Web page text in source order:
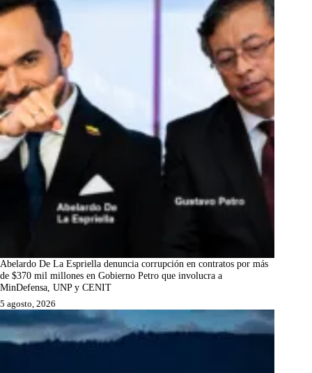
Abelardo De La Espriella denuncia corrupción en contratos por más
de $370 mil millones en Gobierno Petro que involucra a
MinDefensa, UNP y CENIT
5 agosto, 2026